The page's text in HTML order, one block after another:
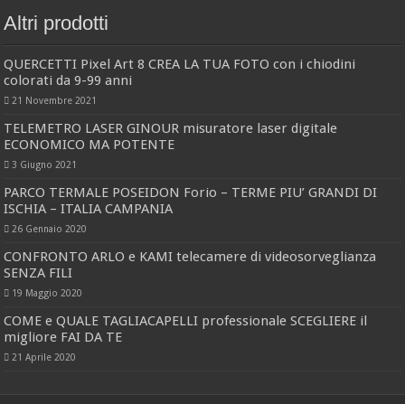
Altri prodotti
QUERCETTI Pixel Art 8 CREA LA TUA FOTO con i chiodini
colorati da 9-99 anni
21 Novembre 2021
TELEMETRO LASER GINOUR misuratore laser digitale
ECONOMICO MA POTENTE
3 Giugno 2021
PARCO TERMALE POSEIDON Forio – TERME PIU’ GRANDI DI
ISCHIA – ITALIA CAMPANIA
26 Gennaio 2020
CONFRONTO ARLO e KAMI telecamere di videosorveglianza
SENZA FILI
19 Maggio 2020
COME e QUALE TAGLIACAPELLI professionale SCEGLIERE il
migliore FAI DA TE
21 Aprile 2020